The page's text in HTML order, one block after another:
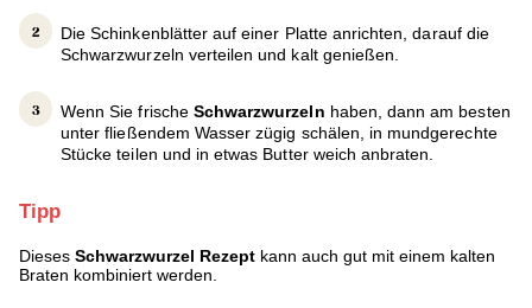
Die Schinkenblätter auf einer Platte anrichten, darauf die
Schwarzwurzeln verteilen und kalt genießen.
Wenn Sie frische Schwarzwurzeln haben, dann am besten
unter fließendem Wasser zügig schälen, in mundgerechte
Stücke teilen und in etwas Butter weich anbraten.
Tipp
Dieses Schwarzwurzel Rezept kann auch gut mit einem kalten
Braten kombiniert werden.